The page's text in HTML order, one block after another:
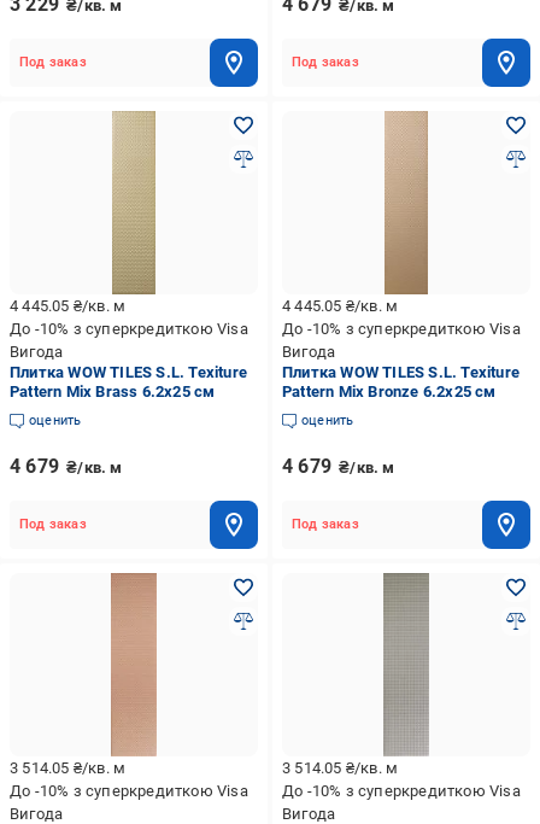
₴/кв. м
Под заказ
₴/кв. м
Под заказ
4 445.05 ₴/кв. м
До -10% з суперкредиткою Visa
Вигода
Плитка WOW TILES S.L. Texiture
Pattern Mix Brass 6.2x25 см
оценить
4 679 ₴/кв. м
Под заказ
4 445.05 ₴/кв. м
До -10% з суперкредиткою Visa
Вигода
Плитка WOW TILES S.L. Texiture
Pattern Mix Bronze 6.2x25 см
оценить
4 679 ₴/кв. м
Под заказ
3 514.05 ₴/кв. м
До -10% з суперкредиткою Visa
Вигода
3 514.05 ₴/кв. м
До -10% з суперкредиткою Visa
Вигода